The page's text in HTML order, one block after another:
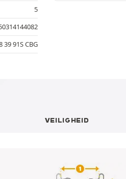
5
39 91S CBG
VEILIGHEID